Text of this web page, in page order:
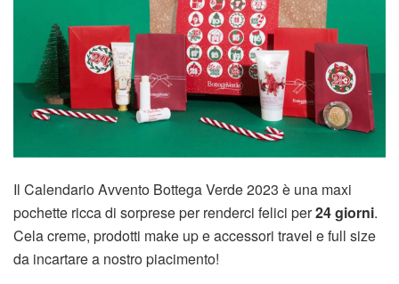
Il Calendario Avvento Bottega Verde 2023 è una maxi
pochette ricca di sorprese per renderci felici per24 giorni.
Cela creme, prodotti make up e accessori travel e full size
da incartare a nostro piacimento!